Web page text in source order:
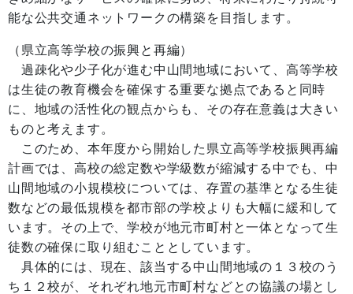
能な公共交通ネットワークの構築を目指します。
（県立高等学校の振興と再編）
過疎化や少子化が進む中山間地域において、高等学校
は生徒の教育機会を確保する重要な拠点であると同時
に、地域の活性化の観点からも、その存在意義は大きい
ものと考えます。
このため、本年度から開始した県立高等学校振興再編
計画では、高校の総定数や学級数が縮減する中でも、中
山間地域の小規模校については、存置の基準となる生徒
数などの最低規模を都市部の学校よりも大幅に緩和して
います。その上で、学校が地元市町村と一体となって生
徒数の確保に取り組むこととしています。
具体的には、現在、該当する中山間地域の１３校のう
ち１２校が、それぞれ地元市町村などとの協議の場とし